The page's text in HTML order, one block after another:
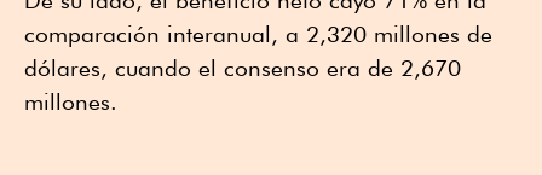
comparación interanual, a 2,320 millones de
dólares, cuando el consenso era de 2,670
millones.